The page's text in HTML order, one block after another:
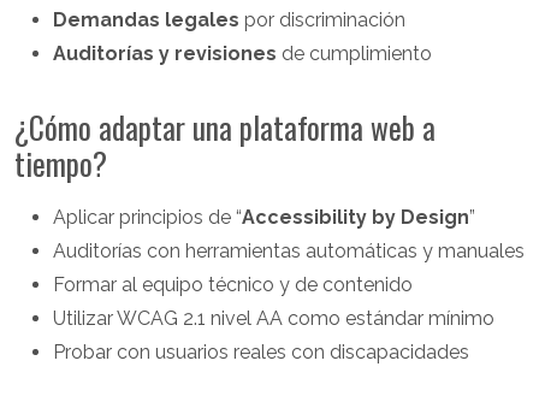
Demandas legales por discriminación
Auditorías y revisiones de cumplimiento
¿Cómo adaptar una plataforma web a
tiempo?
Aplicar principios de “Accessibility by Design”
Auditorías con herramientas automáticas y manuales
Formar al equipo técnico y de contenido
Utilizar WCAG 2.1 nivel AA como estándar mínimo
Probar con usuarios reales con discapacidades